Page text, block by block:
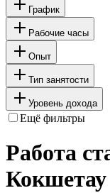
График
Рабочие часы
Опыт
Тип занятости
Уровень дохода
Ещё фильтры
Работа
Кокшетау